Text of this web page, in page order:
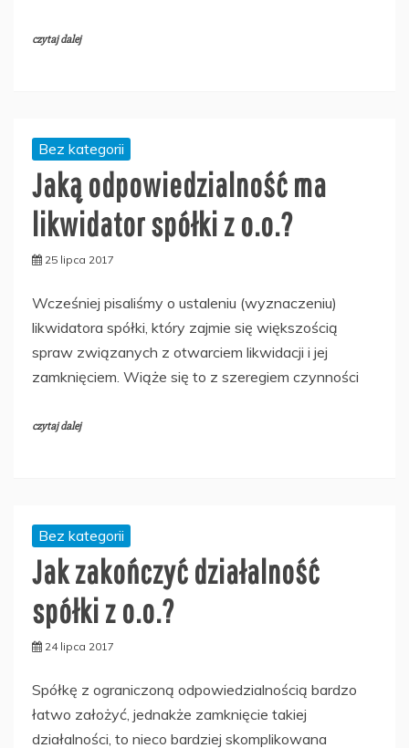
czytaj dalej
Bez kategorii
Jaką odpowiedzialność ma
likwidator spółki z o.o.?
25 lipca 2017
Wcześniej pisaliśmy o ustaleniu (wyznaczeniu)
likwidatora spółki, który zajmie się większością
spraw związanych z otwarciem likwidacji i jej
zamknięciem. Wiąże się to z szeregiem czynności
czytaj dalej
Bez kategorii
Jak zakończyć działalność
spółki z o.o.?
24 lipca 2017
Spółkę z ograniczoną odpowiedzialnością bardzo
łatwo założyć, jednakże zamknięcie takiej
działalności, to nieco bardziej skomplikowana